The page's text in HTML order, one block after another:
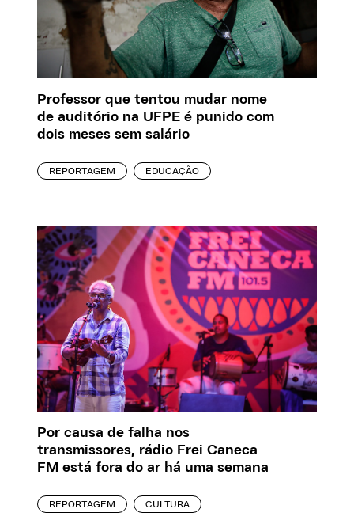
Professor que tentou mudar nome
de auditório na UFPE é punido com
dois meses sem salário
REPORTAGEM EDUCAÇÃO
Por causa de falha nos
transmissores, rádio Frei Caneca
FM está fora do ar há uma semana
REPORTAGEM CULTURA